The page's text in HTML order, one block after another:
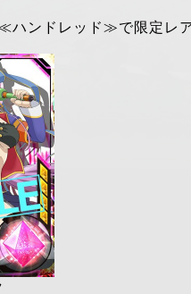
ハンドレッド≫で限定レ